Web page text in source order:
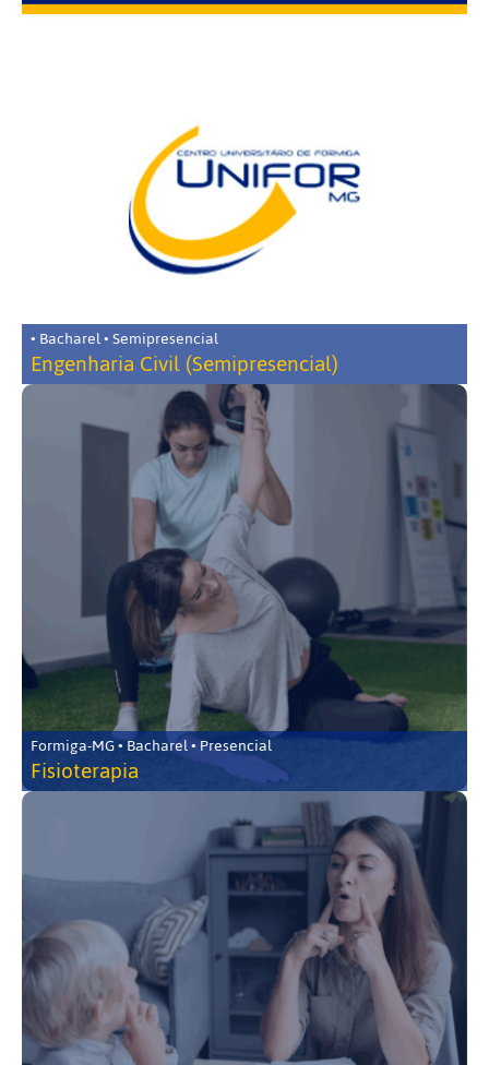
• Bacharel • Semipresencial
Engenharia Civil (Semipresencial)
Formiga-MG • Bacharel • Presencial
Fisioterapia